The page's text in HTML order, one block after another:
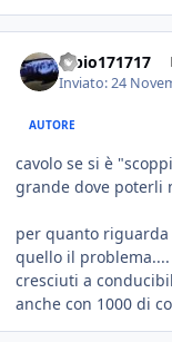
fabio171717
Inviato:24
AUTORE
cavolo se si è
grande dove poterli
per quanto
quello il
cresciuti a
anche con 1000 di